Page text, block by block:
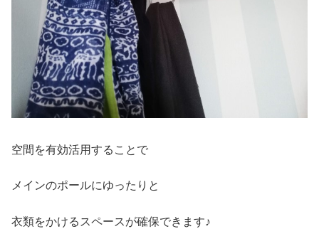
空間を有効活用することで
メインのポールにゆったりと
衣類をかけるスペースが確保できます♪